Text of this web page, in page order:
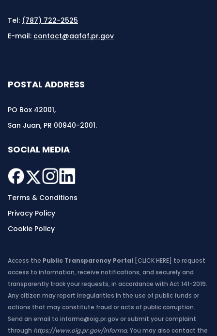
Tel: (787) 722-2525
E-mail: contact@aafaf.pr.gov
POSTAL ADDRESS
PO Box 42001,
San Juan, PR 00940-2001.
SOCIAL MEDIA
Terms & Conditions
Privacy Policy
Cookie Policy
Access the Public Transparency Portal [CLICK HERE] to request
access to information, receive notifications, and securely and
transparently track your requests, in accordance with Act 141-2019.
Any citizen may report irregularities in the use of public funds or
actions that may constitute fraud or acts of public corruption.
Send an email to informa@oig.pr.govor submit your complaint
through https://www.oig.pr.gov/informa. You may also contact the